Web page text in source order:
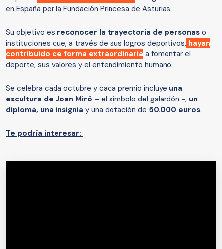
en España por la Fundación Princesa de Asturias.
Su objetivo es reconocer la trayectoria de personas o
instituciones que, a través de sus logros deportivos, hayan
contribuido de forma extraordinaria a fomentar el
deporte, sus valores y el entendimiento humano.
Se celebra cada octubre y cada premio incluye una
escultura de Joan Miró – el símbolo del galardón -, un
diploma, una insignia y una dotación de 50.000 euros.
Te podría interesar: